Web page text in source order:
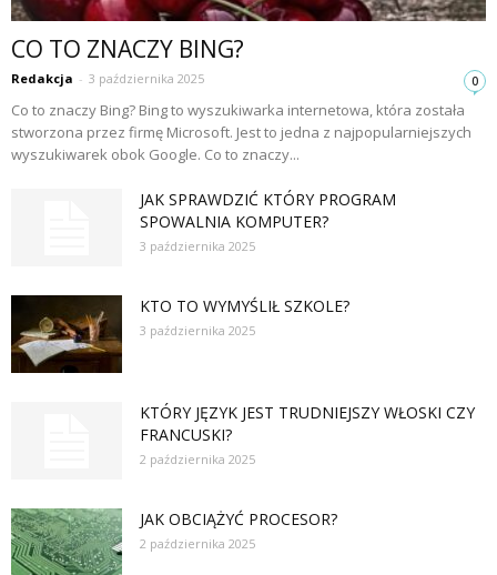
CO TO ZNACZY BING?
Redakcja - 3 października 2025 0
Co to znaczy Bing? Bing to wyszukiwarka internetowa, która została
stworzona przez firmę Microsoft. Jest to jedna z najpopularniejszych
wyszukiwarek obok Google. Co to znaczy...
JAK SPRAWDZIĆ KTÓRY PROGRAM
SPOWALNIA KOMPUTER?
3 października 2025
KTO TO WYMYŚLIŁ SZKOLE?
3 października 2025
KTÓRY JĘZYK JEST TRUDNIEJSZY WŁOSKI CZY
FRANCUSKI?
2 października 2025
JAK OBCIĄŻYĆ PROCESOR?
2 października 2025